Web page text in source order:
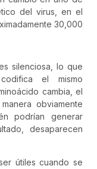
del virus, en el
30,000
silenciosa, lo que
el mismo
cambia, el
obviamente
podrían generar
desaparecen
útiles cuando se